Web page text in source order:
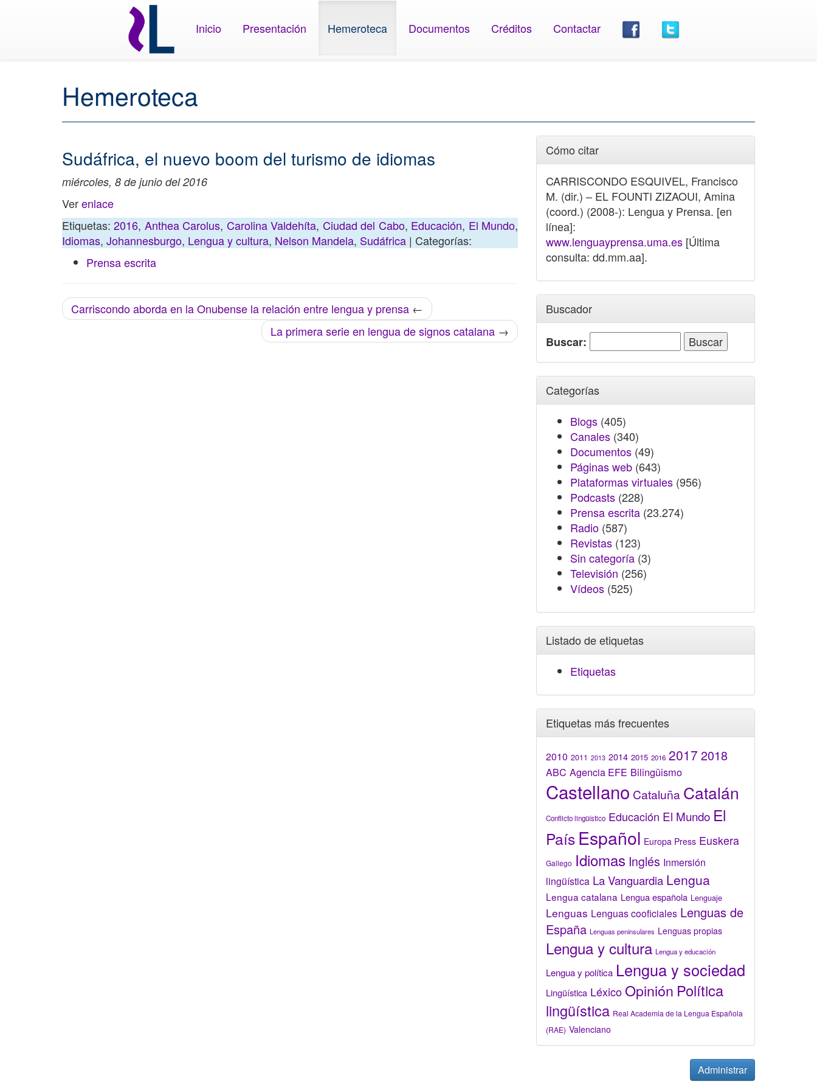
Inicio Presentación Hemeroteca Documentos Créditos Contactar
Hemeroteca
Sudáfrica, el nuevo boom del turismo de idiomas
miércoles, 8 de junio del 2016
Verenlace
Etiquetas:2016, Anthea Carolus, Carolina Valdehíta, Ciudad del Cabo, Educación, El Mundo,
Idiomas, Johannesburgo, Lengua y cultura, Nelson Mandela, Sudáfrica | Categorías:
Prensa escrita
Carriscondo aborda en la Onubense la relación entre lengua y prensa ←
La primera serie en lengua de signos catalana →
Cómo citar
CARRISCONDO ESQUIVEL, Francisco
M. (dir.) – EL FOUNTI ZIZAOUI, Amina
(coord.) (2008-): Lengua y Prensa. [en
línea]:
www.lenguayprensa.uma.es [Última
consulta: dd.mm.aa].
Buscador
Buscar:
Categorías
Blogs (405)
Canales (340)
Documentos (49)
Páginas web (643)
Plataformas virtuales (956)
Podcasts (228)
Prensa escrita (23.274)
Radio (587)
Revistas (123)
Sin categoría (3)
Televisión (256)
Vídeos (525)
Listado de etiquetas
Etiquetas
Etiquetas más frecuentes
2010 2011 2013 2014 2015 2016 2017 2018
ABC Agencia EFE Bilingüismo
Castellano Cataluña Catalán
Conflicto lingüístico Educación El Mundo El
País Español Europa Press Euskera
Gallego Idiomas Inglés Inmersión
lingüística La Vanguardia Lengua
Lengua catalana Lengua española Lenguaje
Lenguas Lenguas cooficiales Lenguas de
España Lenguas peninsulares Lenguas propias
Lengua y cultura Lengua y educación
Lengua y política Lengua y sociedad
Lingüística LéxicoOpinión Política
lingüística Real Academia de la Lengua Española
(RAE) Valenciano
Administrar